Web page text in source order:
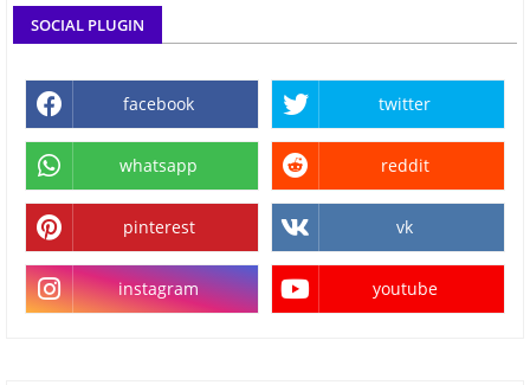
SOCIAL PLUGIN
facebook twitter
whatsapp reddit
pinterest vk
instagram youtube